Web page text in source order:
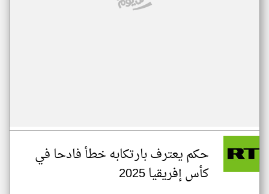
حكم يعترف بارتكابه خطأ فادحا في
كأس إفريقيا 2025